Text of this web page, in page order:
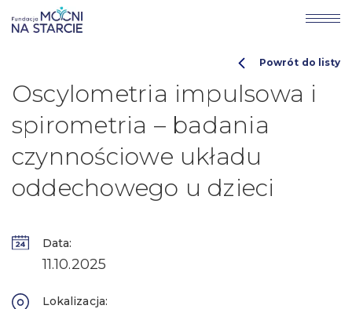
Oscylometria impulsowa i
spirometria – badania
czynnościowe układu
oddechowego u dzieci
Powrót do listy
Data:
11.10.2025
Lokalizacja: